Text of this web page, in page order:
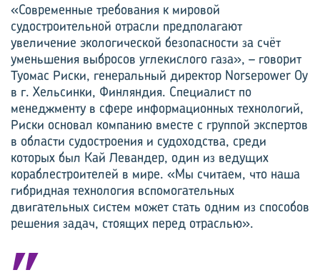
«Современные требования к мировой
судостроительной отрасли предполагают
увеличение экологической безопасности за счёт
уменьшения выбросов углекислого газа», – говорит
Туомас Риски, генеральный директор Norsepower Oy
в г. Хельсинки, Финляндия. Специалист по
менеджменту в сфере информационных технологий,
Риски основал компанию вместе с группой экспертов
в области судостроения и судоходства, среди
которых был Кай Левандер, один из ведущих
кораблестроителей в мире. «Мы считаем, что наша
гибридная технология вспомогательных
двигательных систем может стать одним из способов
решения задач, стоящих перед отраслью».